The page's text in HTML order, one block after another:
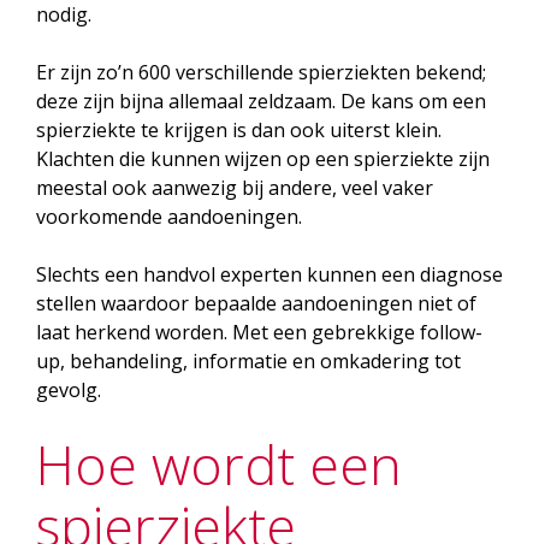
nodig.
Er zijn zo’n 600 verschillende spierziekten bekend;
deze zijn bijna allemaal zeldzaam. De kans om een
spierziekte te krijgen is dan ook uiterst klein.
Klachten die kunnen wijzen op een spierziekte zijn
meestal ook aanwezig bij andere, veel vaker
voorkomende aandoeningen.
Slechts een handvol experten kunnen een diagnose
stellen waardoor bepaalde aandoeningen niet of
laat herkend worden. Met een gebrekkige follow-
up, behandeling, informatie en omkadering tot
gevolg.
Hoe wordt een
spierziekte